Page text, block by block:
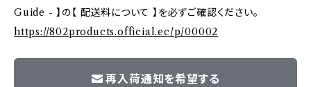
Guide - 】の【 配送料について 】を必ずご確認ください。
https://802products.official.ec/p/00002
再入荷通知を希望する